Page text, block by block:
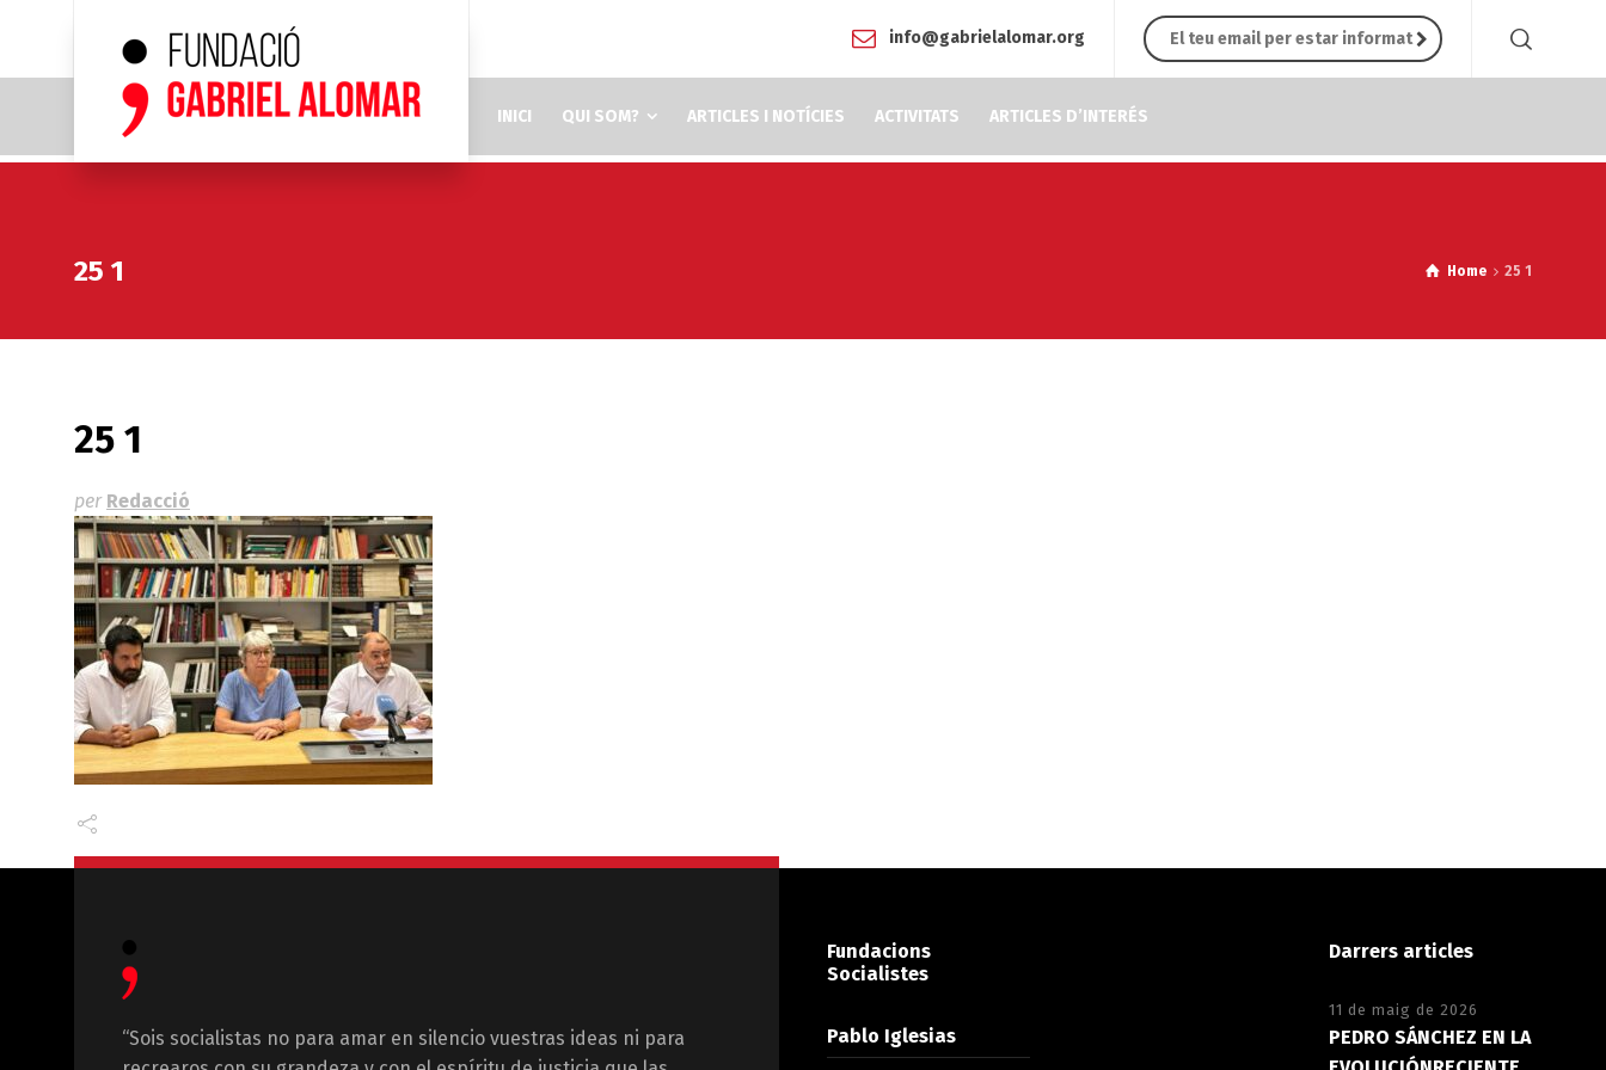
info@gabrielalomar.org
INICI QUI SOM? ARTICLES I NOTÍCIES ACTIVITATS ARTICLES D’INTERÉS
25 1 Home 25 1
25 1
per Redacció
“Sois socialistas no para amar en silencio vuestras ideas ni para
Fundacions
Socialistes
Pablo Iglesias
Darrers articles
11 de maig de 2026
PEDRO SÁNCHEZ EN LA